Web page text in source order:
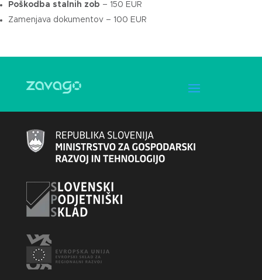
Poškodba stalnih zob – 150 EUR
Zamenjava dokumentov – 100 EUR